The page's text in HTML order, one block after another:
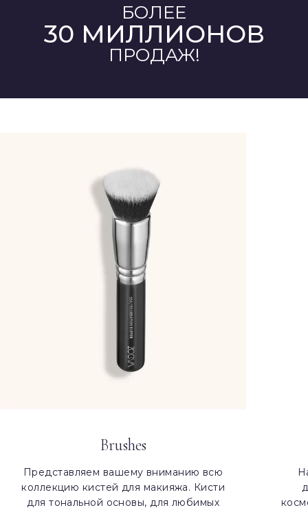
БОЛЕЕ
30 МИЛЛИОНОВ
ПРОДАЖ!
Brushes
Представляем вашему вниманию всю
коллекцию кистей для макияжа. Кисти
для тональной основы, для любимых